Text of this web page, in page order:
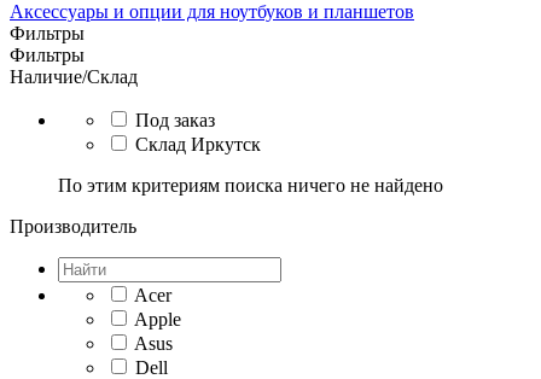
Аксессуары и опции для ноутбуков и планшетов
Фильтры
Фильтры
Наличие/Склад
Под заказ
Склад Иркутск
По этим критериям поиска ничего не найдено
Производитель
Acer
Apple
Asus
Dell